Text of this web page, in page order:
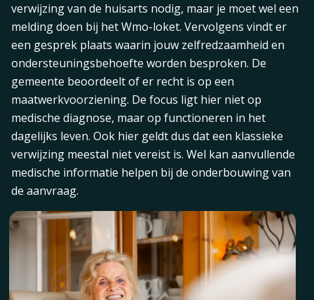
verwijzing van de huisarts nodig, maar je moet wel een
melding doen bij het Wmo-loket. Vervolgens vindt er
een gesprek plaats waarin jouw zelfredzaamheid en
ondersteuningsbehoefte worden besproken. De
gemeente beoordeelt of er recht is op een
maatwerkvoorziening. De focus ligt hier niet op
medische diagnose, maar op functioneren in het
dagelijks leven. Ook hier geldt dus dat een klassieke
verwijzing meestal niet vereist is. Wel kan aanvullende
medische informatie helpen bij de onderbouwing van
de aanvraag.